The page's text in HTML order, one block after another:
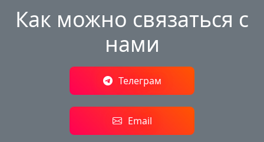
Как можно связаться с
нами
Телеграм
Email